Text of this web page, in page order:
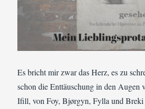
Es bricht mir zwar das Herz, es zu
schon die Enttäuschung in den Augen
Ifill, von Foy, Bjørgyn, Fylla und Breki